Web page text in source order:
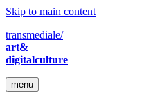
Skip to main content
transmediale/
art&
digitalculture
menu